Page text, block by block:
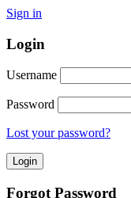
Sign in
Login
Username
Password
Lost your password?
Forgot Password